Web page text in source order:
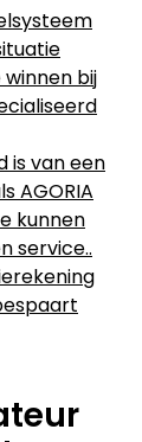
bij
is van een
AGORIA
kunnen
service..